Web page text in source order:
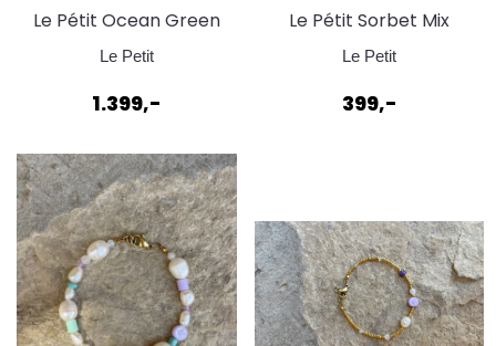
Le Pétit Ocean Green
Smily Necklace
Le Petit
1.399,-
Le Pétit Sorbet Mix
Bracelet Krem
Le Petit
399,-